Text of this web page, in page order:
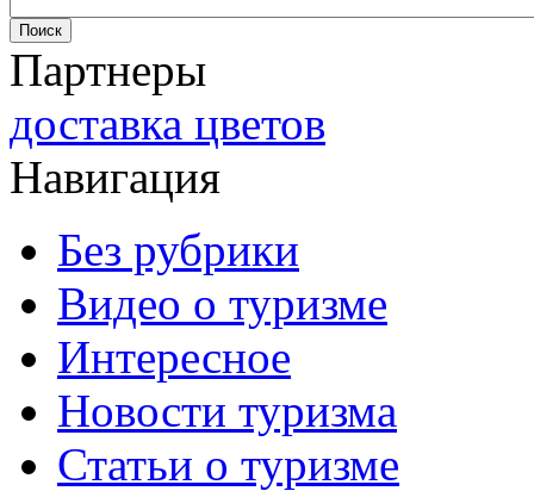
Партнеры
доставка цветов
Навигация
Без рубрики
Видео о туризме
Интересное
Новости туризма
Статьи о туризме